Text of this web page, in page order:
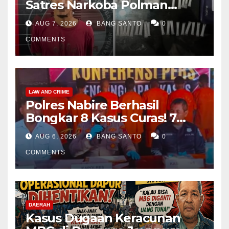
Satres Narkoba Polman
Amankan Pria di Matali
AUG 7, 2026 BANG SANTO 0
COMMENTS
LAW AND CRIME
Polres Nabire Berhasil
Bongkar 8 Kasus Curas! 7
Pelaku Ditangkap, 62 Motor
Kembali Diamankan
AUG 6, 2026 BANG SANTO 0
COMMENTS
DAERAH
Kasus Dugaan Keracunan